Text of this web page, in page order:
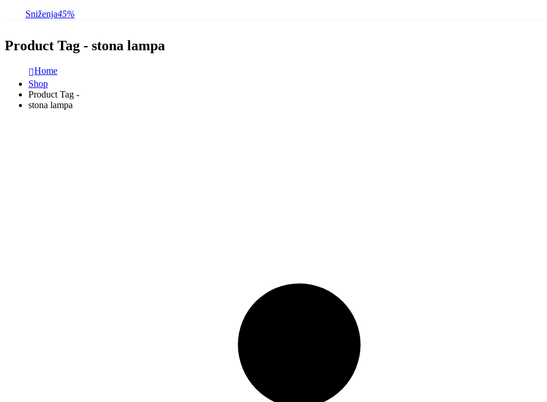
Sniženja45%
Product Tag - stona lampa
Home
Shop
Product Tag -
stona lampa